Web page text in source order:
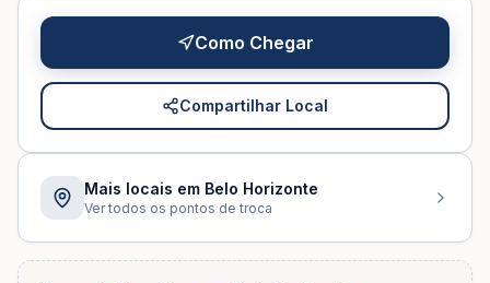
Como Chegar
Compartilhar Local
Mais locais em Belo Horizonte
Ver todos os pontos de troca